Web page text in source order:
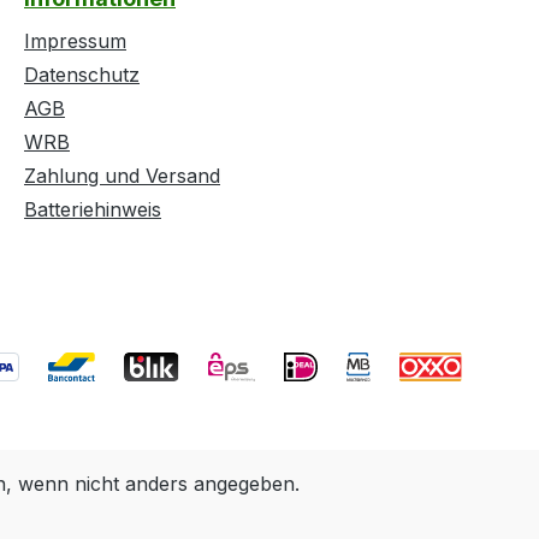
Impressum
Datenschutz
AGB
WRB
Zahlung und Versand
Batteriehinweis
wenn nicht anders angegeben.